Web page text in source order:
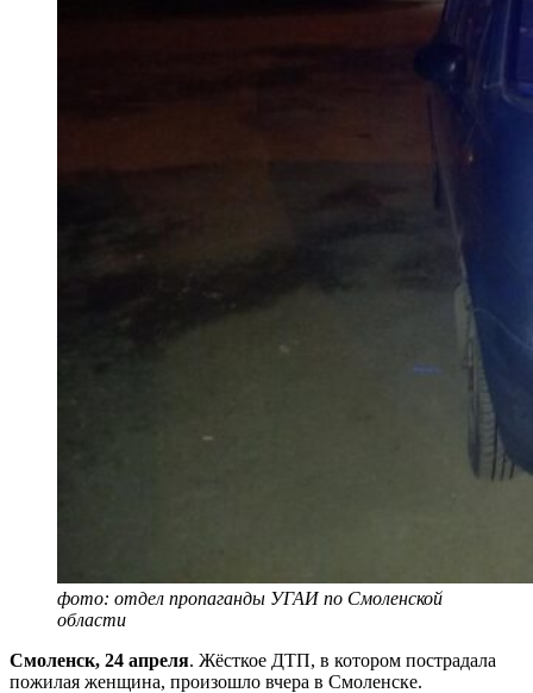
фото: отдел пропаганды УГАИ по Смоленской
области
Смоленск, 24 апреля. Жёсткое ДТП, в котором пострадала
пожилая женщина, произошло вчера в Смоленске.